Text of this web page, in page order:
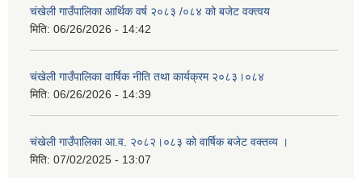
चंखेली गाउँपालिका आर्थिक वर्ष २०८३ /०८४ को बजेट वक्त्वय
मिति: 06/26/2026 - 14:42
चंखेली गाउँपालिका वार्षिक नीति तथा कार्यक्रम २०८३।०८४
मिति: 06/26/2026 - 14:39
चंखेली गाउँपालिका आ.व. २०८२।०८३ को वार्षिक बजेट वक्तव्य ।
मिति: 07/02/2025 - 13:07